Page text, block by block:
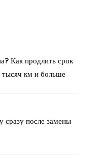
Как продлить срок
км и больше
сразу после замены